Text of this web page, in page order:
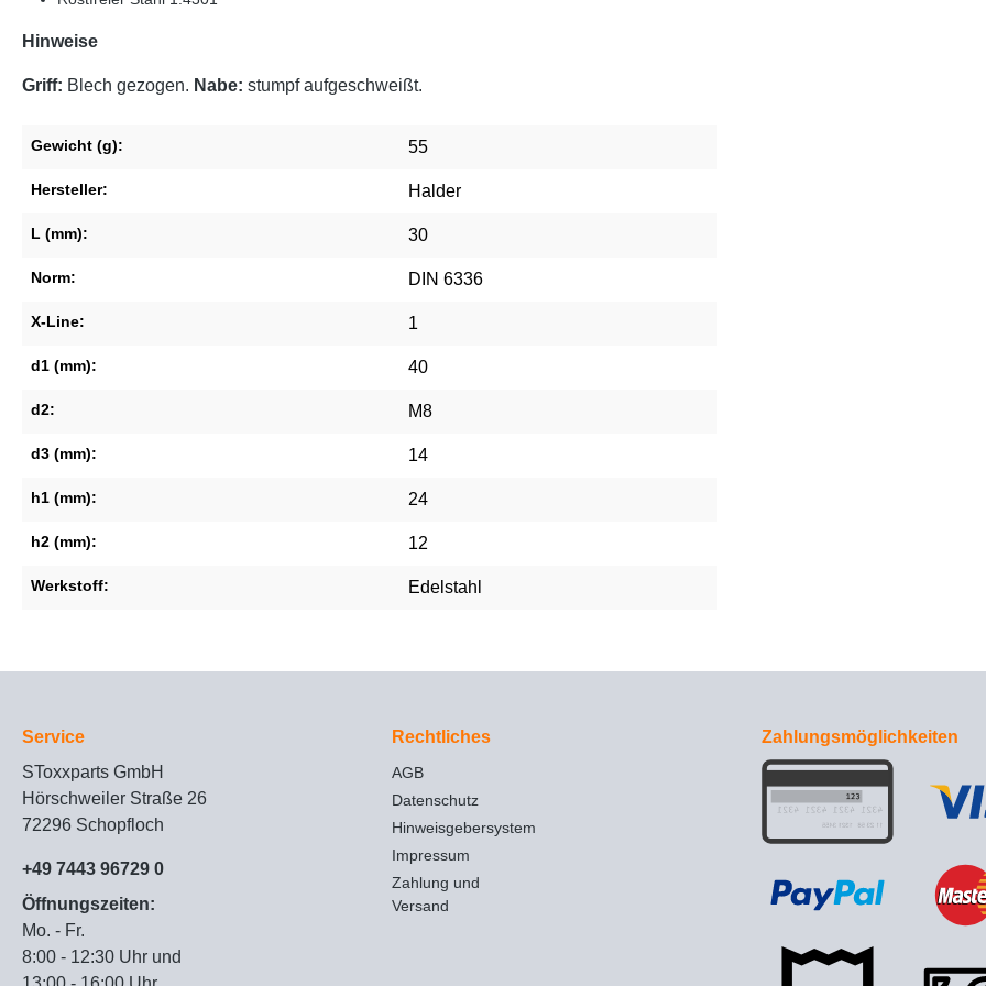
Hinweise
Griff: Blech gezogen. Nabe: stumpf aufgeschweißt.
Gewicht (g): 55
Hersteller: Halder
L (mm): 30
Norm: DIN 6336
X-Line: 1
d1 (mm): 40
d2: M8
d3 (mm): 14
h1 (mm): 24
h2 (mm): 12
Werkstoff: Edelstahl
Service
SToxxparts GmbH
Hörschweiler Straße 26
72296 Schopfloch
+49 7443 96729 0
Öffnungszeiten:
Mo. - Fr.
8:00 - 12:30 Uhr und
Rechtliches
AGB
Datenschutz
Hinweisgebersystem
Impressum
Zahlung und
Versand
Zahlungsmöglichkeiten